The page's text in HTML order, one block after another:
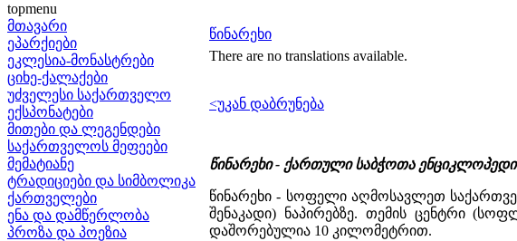
topmenu
მთავარი
ეპარქიები
ეკლესია-მონასტრები
ციხე-ქალაქები
უძველესი საქართველო
ექსპონატები
მითები და ლეგენდები
საქართველოს მეფეები
მემატიანე
ტრადიციები და სიმბოლიკა
ქართველები
ენა და დამწერლობა
პროზა და პოეზია
წინარეხი
There are no translations available.
<უკან დაბრუნება
წინარეხი - ქართული საბჭოთა
წინარეხი - სოფელი აღმოსავლეთ
შენაკადი) ნაპირებზე. თემის ცენტრი
დაშორებულია 10 კილომეტრით.